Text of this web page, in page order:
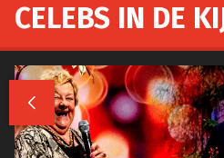
CELEBS IN DE
